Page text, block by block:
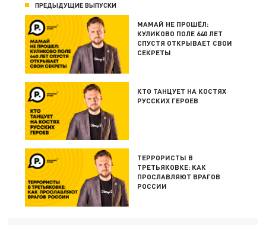
ПРЕДЫДУЩИЕ ВЫПУСКИ
МАМАЙ НЕ ПРОШЁЛ:
КУЛИКОВО ПОЛЕ 640 ЛЕТ
СПУСТЯ ОТКРЫВАЕТ СВОИ
СЕКРЕТЫ
КТО ТАНЦУЕТ НА КОСТЯХ
РУССКИХ ГЕРОЕВ
ТЕРРОРИСТЫ В
ТРЕТЬЯКОВКЕ: КАК
ПРОСЛАВЛЯЮТ ВРАГОВ
РОССИИ